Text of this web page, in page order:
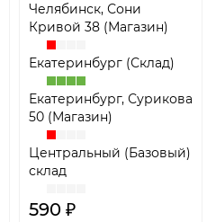
Челябинск, Сони
Кривой 38 (Магазин)
Екатеринбург (Склад)
Екатеринбург, Сурикова
50 (Магазин)
Центральный (Базовый)
склад
590 ₽